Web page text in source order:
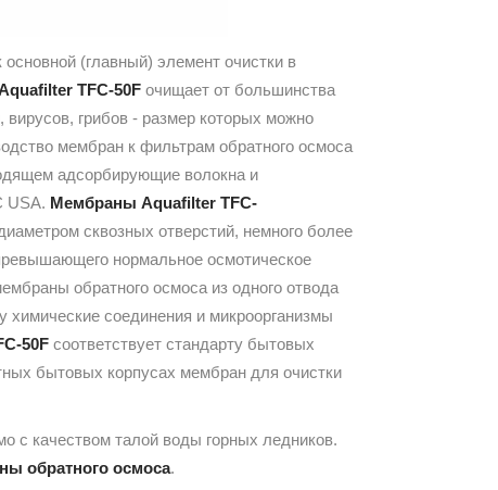
основной (главный) элемент очистки в
TFC-50F очищает от большинства
вирусов, грибов - размер которых можно
мембран к фильтрам обратного осмоса
адсорбирующие волокна и
USA. Мембраны Aquafilter TFC-
сквозных отверстий, немного более
нормальное осмотическое
обратного осмоса из одного отвода
химические соединения и микроорганизмы
50F соответствует стандарту бытовых
бытовых корпусах мембран для очистки
с качеством талой воды горных ледников.
обратного осмоса.